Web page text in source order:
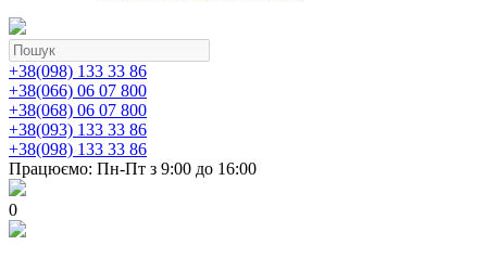
+38(098) 133 33 86
+38(066) 06 07 800
+38(068) 06 07 800
+38(093) 133 33 86
+38(098) 133 33 86
Працюємо: Пн-Пт з 9:00 до 16:00
0